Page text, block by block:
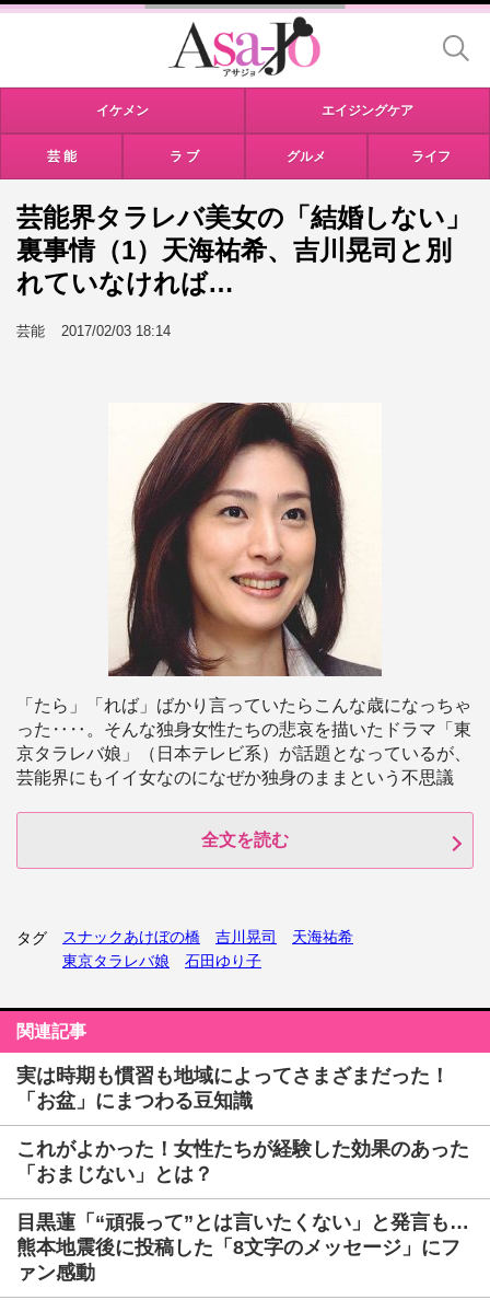
イケメン エイジングケア
芸 能 ラ ブ グルメ ライフ
芸能界タラレバ美女の「結婚しない」
裏事情（1）天海祐希、吉川晃司と別
れていなければ…
芸能 2017/02/03 18:14
「たら」「れば」ばかり言っていたらこんな歳になっちゃ
った‥‥。そんな独身女性たちの悲哀を描いたドラマ「東
京タラレバ娘」（日本テレビ系）が話題となっているが、
芸能界にもイイ女なのになぜか独身のままという不思議
全文を読む
タグ スナックあけぼの橋 吉川晃司
天海祐希
東京タラレバ娘
石田ゆり子
関連記事
実は時期も慣習も地域によってさまざまだった！
「お盆」にまつわる豆知識
これがよかった！女性たちが経験した効果のあった
「おまじない」とは？
目黒蓮「“頑張って”とは言いたくない」と発言も…
熊本地震後に投稿した「8文字のメッセージ」にフ
ァン感動